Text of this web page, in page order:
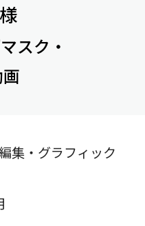
スク・
集・グラフィック